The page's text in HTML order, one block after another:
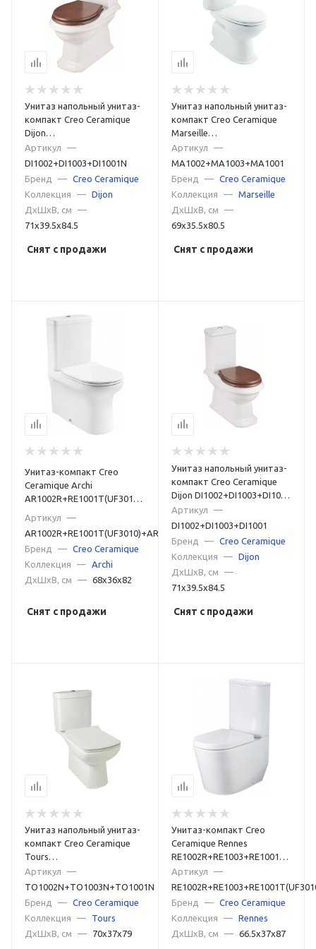
Унитаз напольный унитаз-
компакт Creo Ceramique
Dijon
DI1002+DI1003+DI1001N
белый
Артикул
—
DI1002+DI1003+DI1001N
Бренд
— Creo Ceramique
Коллекция
— Dijon
ДxШxВ, см
—
71x39.5x84.5
Снят с продажи
Унитаз напольный унитаз-
компакт Creo Ceramique
Marseille
MA1002+MA1003+MA1001
белый
Артикул
—
MA1002+MA1003+MA1001
Бренд
—
Creo Ceramique
Коллекция
—
Marseille
ДxШxВ, см
—
69x35.5x80.5
Снят с продажи
Унитаз-компакт Creo
Ceramique Archi
AR1002R+RE1001T(UF3010)+AR1003
Артикул
—
AR1002R+RE1001T(UF3010)+AR1003
Бренд
— Creo Ceramique
Коллекция
—
Archi
ДxШxВ, см
— 68x36x82
Снят с продажи
Унитаз напольный унитаз-
компакт Creo Ceramique
Dijon DI1002+DI1003+DI1001
белый
Артикул
—
DI1002+DI1003+DI1001
Бренд
—
Creo Ceramique
Коллекция
—
Dijon
ДxШxВ, см
—
71x39.5x84.5
Снят с продажи
Унитаз напольный унитаз-
компакт Creo Ceramique
Tours
TO1002N+TO1003N+TO1001N
белый
Артикул
—
TO1002N+TO1003N+TO1001N
Бренд
— Creo Ceramique
Коллекция
—
Tours
ДxШxВ, см
— 70x37x79
Унитаз-компакт Creo
Ceramique Rennes
белый
Артикул
—
Бренд
—
Creo Ceramique
Коллекция
—
Rennes
ДxШxВ, см
— 66.5x37x87